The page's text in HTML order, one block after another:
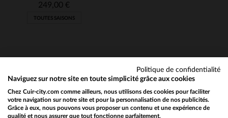
TAILLES DISPONIBLES
249,00 €
TOUTES SAISONS
NEWSLETTER
Recevez par mail nos promos
Politique de confidentialité
Naviguez sur notre site en toute simplicité grâce aux cookies
Chez Cuir-city.com comme ailleurs, nous utilisons des cookies pour faciliter
votre navigation sur notre site et pour la personnalisation de nos publicités.
Grâce à eux, nous pouvons vous proposer un contenu et une expérience de
qualité et nous assurer que tout fonctionne parfaitement.